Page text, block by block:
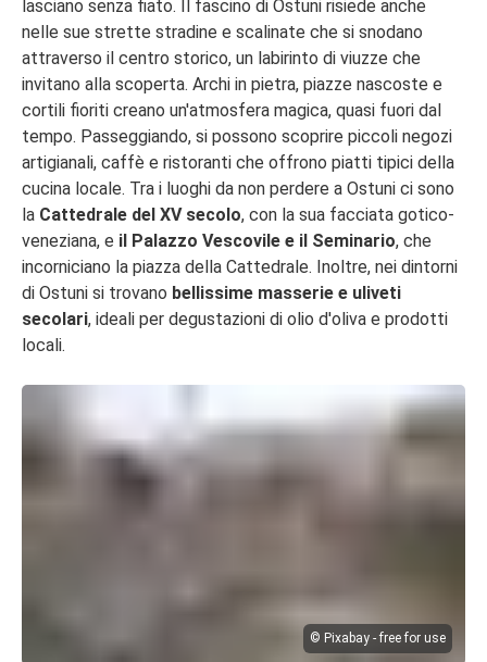
lasciano senza fiato. Il fascino di Ostuni risiede anche
nelle sue strette stradine e scalinate che si snodano
attraverso il centro storico, un labirinto di viuzze che
invitano alla scoperta. Archi in pietra, piazze nascoste e
cortili fioriti creano un'atmosfera magica, quasi fuori dal
tempo. Passeggiando, si possono scoprire piccoli negozi
artigianali, caffè e ristoranti che offrono piatti tipici della
cucina locale. Tra i luoghi da non perdere a Ostuni ci sono
la Cattedrale del XV secolo, con la sua facciata gotico-
veneziana, e il Palazzo Vescovile e il Seminario, che
incorniciano la piazza della Cattedrale. Inoltre, nei dintorni
di Ostuni si trovano bellissime masserie e uliveti
secolari, ideali per degustazioni di olio d'oliva e prodotti
locali.
© Pixabay - free for use